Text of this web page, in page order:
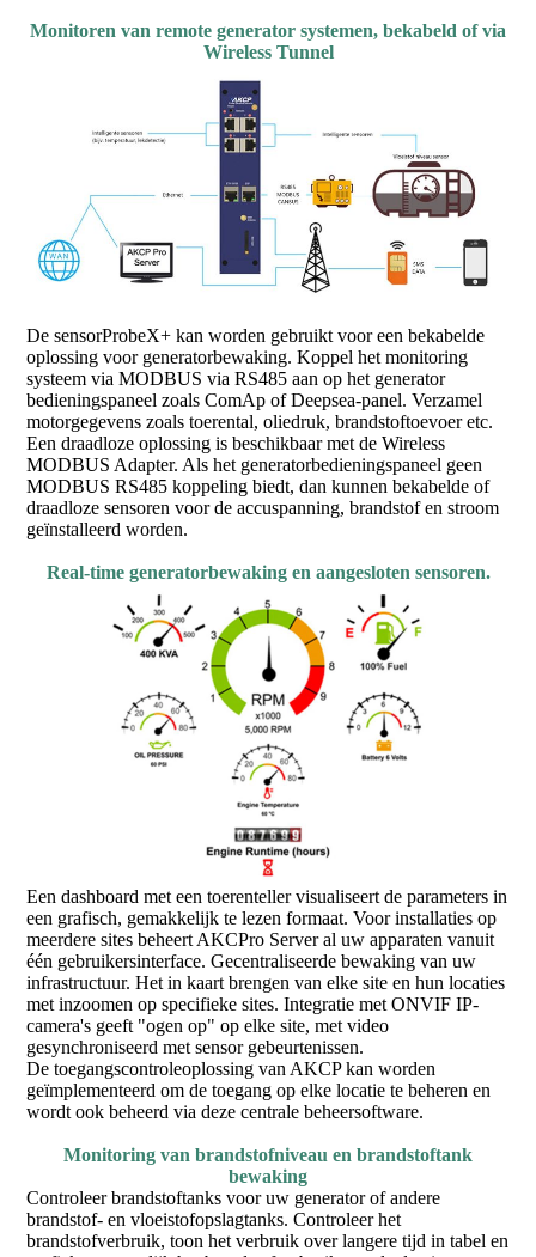
Monitoren van remote generator systemen, bekabeld of via
Wireless Tunnel
De sensorProbeX+ kan worden gebruikt voor een bekabelde
oplossing voor generatorbewaking. Koppel het monitoring
systeem via MODBUS via RS485 aan op het generator
bedieningspaneel zoals ComAp of Deepsea-panel. Verzamel
motorgegevens zoals toerental, oliedruk, brandstoftoevoer etc.
Een draadloze oplossing is beschikbaar met de Wireless
MODBUS Adapter. Als het generatorbedieningspaneel geen
MODBUS RS485 koppeling biedt, dan kunnen bekabelde of
draadloze sensoren voor de accuspanning, brandstof en stroom
geïnstalleerd worden.
Real-time generatorbewaking en aangesloten sensoren.
Een dashboard met een toerenteller visualiseert de parameters in
een grafisch, gemakkelijk te lezen formaat. Voor installaties op
meerdere sites beheert AKCPro Server al uw apparaten vanuit
één gebruikersinterface. Gecentraliseerde bewaking van uw
infrastructuur. Het in kaart brengen van elke site en hun locaties
met inzoomen op specifieke sites. Integratie met ONVIF IP-
camera's geeft "ogen op" op elke site, met video
gesynchroniseerd met sensor gebeurtenissen.
De toegangscontroleoplossing van AKCP kan worden
geïmplementeerd om de toegang op elke locatie te beheren en
wordt ook beheerd via deze centrale beheersoftware.
Monitoring van brandstofniveau en brandstoftank
bewaking
Controleer brandstoftanks voor uw generator of andere
brandstof- en vloeistofopslagtanks. Controleer het
brandstofverbruik, toon het verbruik over langere tijd in tabel en